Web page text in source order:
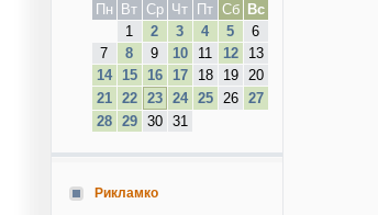
Пн
Вт Ср Чт Пт Сб
Вс
1
2 3 4 5
6
7
8 9 10 11 12
13
14
15 16 17 18 19
20
21
22 23 24 25 26
27
28
29 30 31
Рикламко